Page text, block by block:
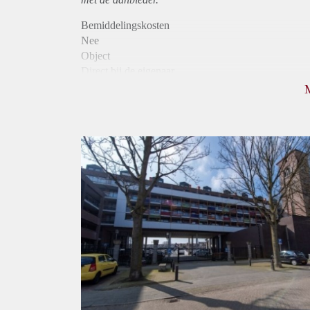
Bemiddelingskosten
Nee
Object
Huurtoeslag
Niet mogelijk
Inkomen eis
3,2 X Maandhuur Bruto
Huurtermijn
Onbepaalde termijn
Oplevering
Kaal